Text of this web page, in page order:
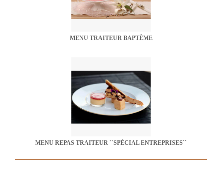
MENU TRAITEUR BAPTÈME
MENU REPAS TRAITEUR ``SPÉCIAL ENTREPRISES``